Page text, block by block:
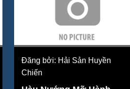
Đăng bởi: Hải Sản Huyền
Chiến